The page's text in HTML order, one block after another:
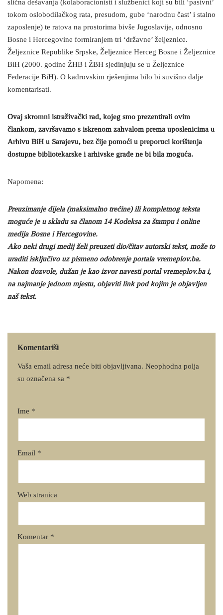
slična dešavanja (kolaboracionisti i službenici koji su bili ‘pasivni’
tokom oslobodilačkog rata, presudom, gube ‘narodnu čast’ i stalno
zaposlenje) te ratova na prostorima bivše Jugoslavije, odnosno
Bosne i Hercegovine formiranjem tri ‘državne’ željeznice.
Željeznice Republike Srpske, Željeznice Herceg Bosne i Željeznice
BiH (2000. godine ŽHB i ŽBH sjedinjuju se u Željeznice
Federacije BiH). O kadrovskim rješenjima bilo bi suvišno dalje
komentarisati.
Ovaj skromni istraživački rad, kojeg smo prezentirali ovim
člankom, završavamo s iskrenom zahvalom prema uposlenicima u
Arhivu BiH u Sarajevu, bez čije pomoći u preporuci korištenja
dostupne bibliotekarske i arhivske građe ne bi bila moguća.
Napomena:
Preuzimanje dijela (maksimalno trećine) ili kompletnog teksta
moguće je u skladu sa članom 14 Kodeksa za štampu i online
medija Bosne i Hercegovine.
Ako neki drugi medij želi preuzeti dio/čitav autorski tekst, može to
uraditi isključivo uz pismeno odobrenje portala vremeplov.ba.
Nakon dozvole, dužan je kao izvor navesti portal vremeplov.ba i,
na najmanje jednom mjestu, objaviti link pod kojim je objavljen
naš tekst.
Komentariši
Vaša email adresa neće biti objavljivana. Neophodna polja
su označena sa *
Ime *
Email *
Web stranica
Komentar *